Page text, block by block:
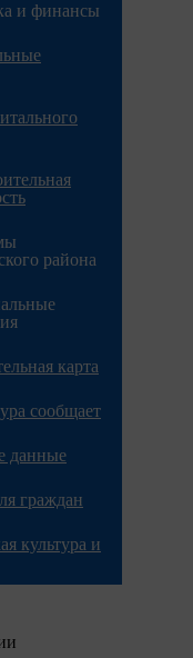
и финансы
района
карта
сообщает
данные
граждан
культура и